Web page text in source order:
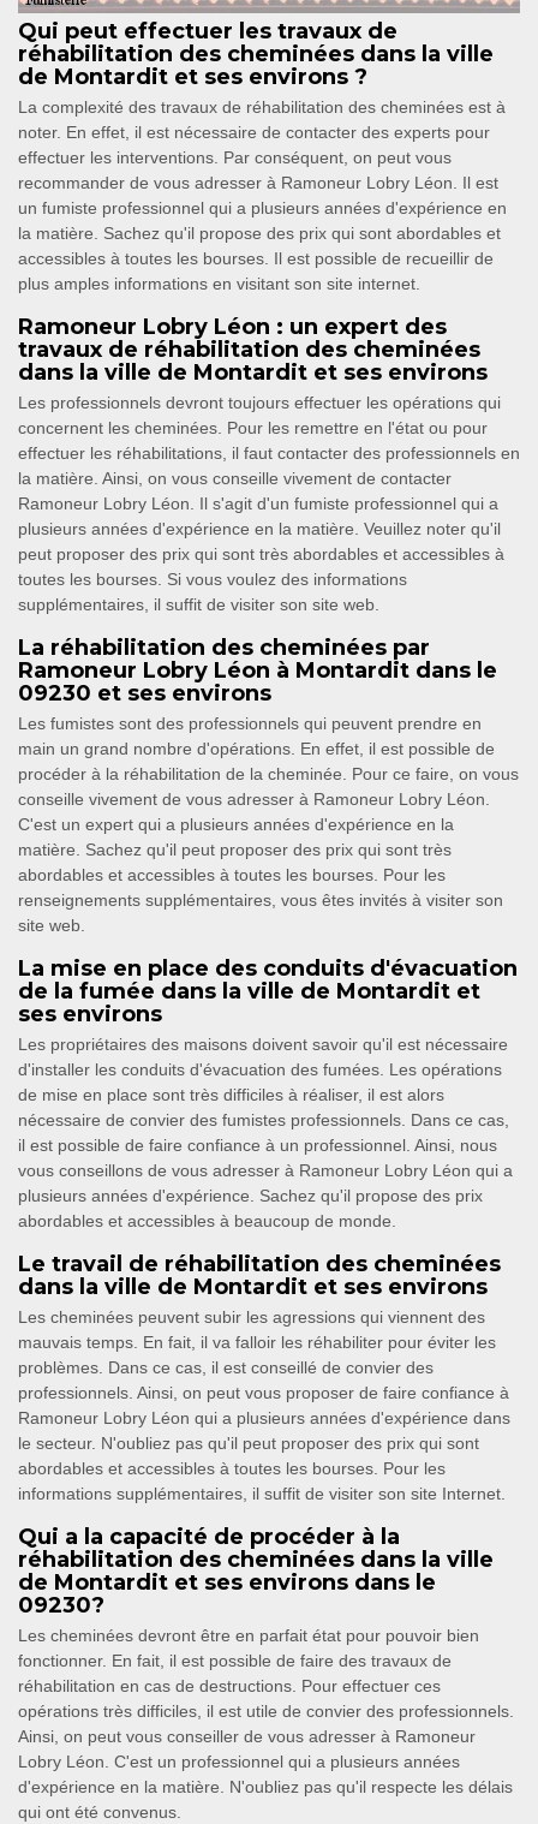
Qui peut effectuer les travaux de
réhabilitation des cheminées dans la ville
de Montardit et ses environs ?
La complexité des travaux de réhabilitation des cheminées est à
noter. En effet, il est nécessaire de contacter des experts pour
effectuer les interventions. Par conséquent, on peut vous
recommander de vous adresser à Ramoneur Lobry Léon. Il est
un fumiste professionnel qui a plusieurs années d'expérience en
la matière. Sachez qu'il propose des prix qui sont abordables et
accessibles à toutes les bourses. Il est possible de recueillir de
plus amples informations en visitant son site internet.
Ramoneur Lobry Léon : un expert des
travaux de réhabilitation des cheminées
dans la ville de Montardit et ses environs
Les professionnels devront toujours effectuer les opérations qui
concernent les cheminées. Pour les remettre en l'état ou pour
effectuer les réhabilitations, il faut contacter des professionnels en
la matière. Ainsi, on vous conseille vivement de contacter
Ramoneur Lobry Léon. Il s'agit d'un fumiste professionnel qui a
plusieurs années d'expérience en la matière. Veuillez noter qu'il
peut proposer des prix qui sont très abordables et accessibles à
toutes les bourses. Si vous voulez des informations
supplémentaires, il suffit de visiter son site web.
La réhabilitation des cheminées par
Ramoneur Lobry Léon à Montardit dans le
09230 et ses environs
Les fumistes sont des professionnels qui peuvent prendre en
main un grand nombre d'opérations. En effet, il est possible de
procéder à la réhabilitation de la cheminée. Pour ce faire, on vous
conseille vivement de vous adresser à Ramoneur Lobry Léon.
C'est un expert qui a plusieurs années d'expérience en la
matière. Sachez qu'il peut proposer des prix qui sont très
abordables et accessibles à toutes les bourses. Pour les
renseignements supplémentaires, vous êtes invités à visiter son
site web.
La mise en place des conduits d'évacuation
de la fumée dans la ville de Montardit et
ses environs
Les propriétaires des maisons doivent savoir qu'il est nécessaire
d'installer les conduits d'évacuation des fumées. Les opérations
de mise en place sont très difficiles à réaliser, il est alors
nécessaire de convier des fumistes professionnels. Dans ce cas,
il est possible de faire confiance à un professionnel. Ainsi, nous
vous conseillons de vous adresser à Ramoneur Lobry Léon qui a
plusieurs années d'expérience. Sachez qu'il propose des prix
abordables et accessibles à beaucoup de monde.
Le travail de réhabilitation des cheminées
dans la ville de Montardit et ses environs
Les cheminées peuvent subir les agressions qui viennent des
mauvais temps. En fait, il va falloir les réhabiliter pour éviter les
problèmes. Dans ce cas, il est conseillé de convier des
professionnels. Ainsi, on peut vous proposer de faire confiance à
Ramoneur Lobry Léon qui a plusieurs années d'expérience dans
le secteur. N'oubliez pas qu'il peut proposer des prix qui sont
abordables et accessibles à toutes les bourses. Pour les
informations supplémentaires, il suffit de visiter son site Internet.
Qui a la capacité de procéder à la
réhabilitation des cheminées dans la ville
de Montardit et ses environs dans le
09230?
Les cheminées devront être en parfait état pour pouvoir bien
fonctionner. En fait, il est possible de faire des travaux de
réhabilitation en cas de destructions. Pour effectuer ces
opérations très difficiles, il est utile de convier des professionnels.
Ainsi, on peut vous conseiller de vous adresser à Ramoneur
Lobry Léon. C'est un professionnel qui a plusieurs années
d'expérience en la matière. N'oubliez pas qu'il respecte les délais
qui ont été convenus.